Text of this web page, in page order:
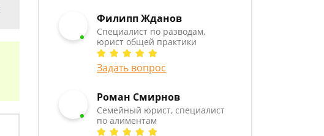
Филипп Жданов
Специалист по разводам,
юрист общей практики
Задать вопрос
Роман Смирнов
Семейный юрист, специалист
по алиментам